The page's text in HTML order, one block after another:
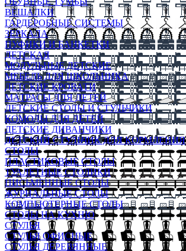
ВЕШАЛКИ
ГАРДЕРОБНЫЕ СИСТЕМЫ
ЗЕРКАЛА
ПУФИКИ И БАНКЕТКИ
ДЕТСКАЯ
МОДУЛЬНЫЕ ДЕТСКИЕ
МЕБЕЛЬ ДЛЯ ШКОЛЬНИКА
ДЕТСКИЕ КРОВАТИ
МАТРАСЫ ДЛЯ ДЕТЕЙ
ДЕТСКИЕ СТОЛЫ И СТУЛЬЧИКИ
КОМОДЫ ДЛЯ ДЕТЕЙ
ДЕТСКИЕ ДИВАНЧИКИ
ДЕТСКИЙ СТУЛЬЧИК ДЛЯ КОРМЛЕНИЯ
СТОЛЫ
ПЛАСТИКОВЫЕ СТОЛЫ
ТУАЛЕТНЫЕ СТОЛИКИ
ПИСЬМЕННЫЕ СТОЛЫ
ЖУРНАЛЬНЫЕ СТОЛЫ
КОМПЬЮТЕРНЫЕ СТОЛЫ
СТОЛЫ НА КУХНЮ
СТУЛЬЯ
СТУЛЬЯ ОФИСНЫЕ
СТУЛЬЯ ДЕРЕВЯННЫЕ